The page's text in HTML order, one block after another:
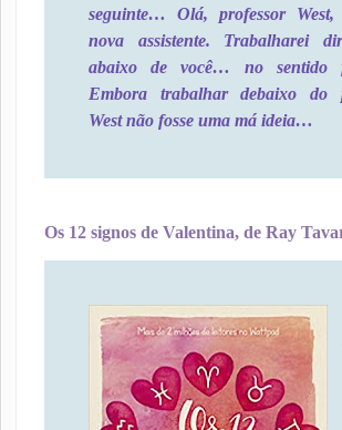
seguinte… Olá, professor
nova assistente. Trabalharei
abaixo de você… no sentido
Embora trabalhar debaixo do
West não fosse uma má ideia…
Os 12 signos de Valentina, de Ray